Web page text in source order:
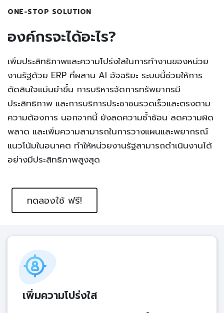
ONE-STOP SOLUTION
องค์กรจะได้อะไร?
เพิ่มประสิทธิภาพและความโปร่งใสในการทำงานของหน่วย
งานรัฐด้วย ERP ที่ผสาน AI อัจฉริยะ ระบบนี้ช่วยให้การ
ตัดสินใจแม่นยำขึ้น การบริหารจัดการทรัพยากรมี
ประสิทธิภาพ และการบริการประชาชนรวดเร็วและตรงตาม
ความต้องการ นอกจากนี้ ยังลดความซ้ำซ้อน ลดความผิด
พลาด และเพิ่มความสามารถในการวางแผนและพยากรณ์
แนวโน้มในอนาคต ทำให้หน่วยงานรัฐสามารถดำเนินงานได้
อย่างมีประสิทธิภาพสูงสุด
ทดลองใช้ ฟรี!
เพิ่มความโปร่งใส